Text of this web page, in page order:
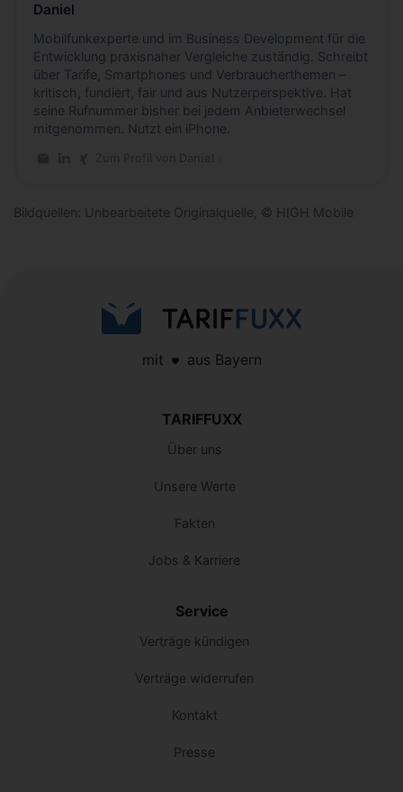
Daniel
Mobilfunkexperte und im Business Development für die
Entwicklung praxisnaher Vergleiche zuständig. Schreibt
über Tarife, Smartphones und Verbraucherthemen –
kritisch, fundiert, fair und aus Nutzerperspektive. Hat
seine Rufnummer bisher bei jedem Anbieterwechsel
mitgenommen. Nutzt ein iPhone.
Bildquellen: Unbearbeitete Originalquelle, © HIGH Mobile
mit aus Bayern
TARIFFUXX
Über uns
Unsere Werte
Fakten
Jobs & Karriere
Service
Verträge kündigen
Verträge widerrufen
Kontakt
Presse